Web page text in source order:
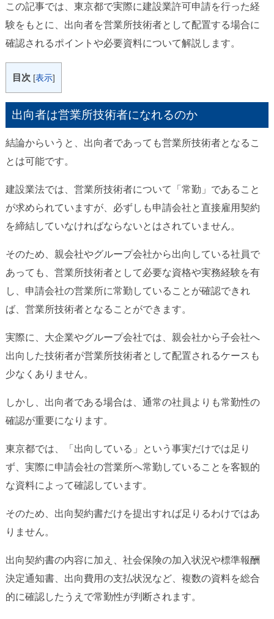
この記事では、東京都で実際に建設業許可申請を行った経
験をもとに、出向者を営業所技術者として配置する場合に
確認されるポイントや必要資料について解説します。
目次 [表示]
出向者は営業所技術者になれるのか
結論からいうと、出向者であっても営業所技術者となるこ
とは可能です。
建設業法では、営業所技術者について「常勤」であること
が求められていますが、必ずしも申請会社と直接雇用契約
を締結していなければならないとはされていません。
そのため、親会社やグループ会社から出向している社員で
あっても、営業所技術者として必要な資格や実務経験を有
し、申請会社の営業所に常勤していることが確認できれ
ば、営業所技術者となることができます。
実際に、大企業やグループ会社では、親会社から子会社へ
出向した技術者が営業所技術者として配置されるケースも
少なくありません。
しかし、出向者である場合は、通常の社員よりも常勤性の
確認が重要になります。
東京都では、「出向している」という事実だけでは足り
ず、実際に申請会社の営業所へ常勤していることを客観的
な資料によって確認しています。
そのため、出向契約書だけを提出すれば足りるわけではあ
りません。
出向契約書の内容に加え、社会保険の加入状況や標準報酬
決定通知書、出向費用の支払状況など、複数の資料を総合
的に確認したうえで常勤性が判断されます。